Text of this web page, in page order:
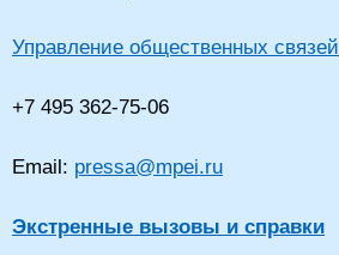
Управление общественных связей
+7 495 362-75-06
Email: pressa@mpei.ru
Экстренные вызовы и справки